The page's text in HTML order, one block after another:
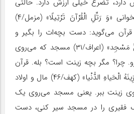
دارد، تضرع خیلی ارزش دارد. حالتی
دارد… قرآن می‌خواهی بخوانی «وَ رَتِّلِ الْقُرْآنَ تَرْتِیلًا» (مزمل/۴)
می‌گوید: دست بچه‌ات را بگیر و
ببر. «خُذُوا زِینَتَکُمْ‏ عِنْدَ کُلِّ مَسْجِد» (اعراف/۳۱) مسجد که می‌روی
چرا؟ مگر بچه زینت است؟ بله. قرآن
می‌گوید: «الْمالُ وَ الْبَنُونَ‏ زِینَهُ الْحَیاهِ الدُّنْیا» (کهف/۴۶) مال و اولاد
زینت ببر. یعنی مسجد می‌روی یک
فقیری را در مسجد سیر کنی، دست